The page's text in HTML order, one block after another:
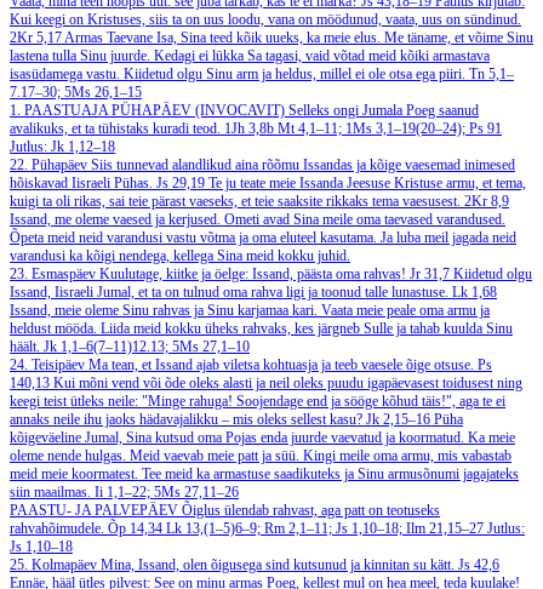
Kui keegi on Kristuses, siis ta on uus loodu, vana on möödunud, vaata, uus on sündinud.
2Kr 5,17Armas Taevane Isa, Sina teed kõik uueks, ka meie elus. Me täname, et võime Sinu
lastena tulla Sinu juurde. Kedagi ei lükka Sa tagasi, vaid võtad meid kõiki armastava
isasüdamega vastu. Kiidetud olgu Sinu arm ja heldus, millel ei ole otsa ega piiri. Tn 5,1–
7.17–30; 5Ms 26,1–15
1. PAASTUAJA PÜHAPÄEV (INVOCAVIT) Selleks ongi Jumala Poeg saanud
avalikuks, et ta tühistaks kuradi teod. 1Jh 3,8b Mt 4,1–11; 1Ms 3,1–19(20–24); Ps 91
Jutlus: Jk 1,12–18
22. Pühapäev Siis tunnevad alandlikud aina rõõmu Issandas ja kõige vaesemad inimesed
hõiskavad Iisraeli Pühas. Js 29,19 Te ju teate meie Issanda Jeesuse Kristuse armu, et tema,
kuigi ta oli rikas, sai teie pärast vaeseks, et teie saaksite rikkaks tema vaesusest. 2Kr 8,9
Issand, me oleme vaesed ja kerjused. Ometi avad Sina meile oma taevased varandused.
Õpeta meid neid varandusi vastu võtma ja oma eluteel kasutama. Ja luba meil jagada neid
varandusi ka kõigi nendega, kellega Sina meid kokku juhid.
23. Esmaspäev Kuulutage, kiitke ja öelge: Issand, päästa oma rahvas! Jr 31,7 Kiidetud olgu
Issand, Iisraeli Jumal, et ta on tulnud oma rahva ligi ja toonud talle lunastuse. Lk 1,68
Issand, meie oleme Sinu rahvas ja Sinu karjamaa kari. Vaata meie peale oma armu ja
heldust mööda. Liida meid kokku üheks rahvaks, kes järgneb Sulle ja tahab kuulda Sinu
häält. Jk 1,1–6(7–11)12.13; 5Ms 27,1–10
24. Teisipäev Ma tean, et Issand ajab viletsa kohtuasja ja teeb vaesele õige otsuse. Ps
140,13 Kui mõni vend või õde oleks alasti ja neil oleks puudu igapäevasest toidusest ning
keegi teist ütleks neile: "Minge rahuga! Soojendage end ja sööge kõhud täis!", aga te ei
annaks neile ihu jaoks hädavajalikku – mis oleks sellest kasu? Jk 2,15–16 Püha
kõigeväeline Jumal, Sina kutsud oma Pojas enda juurde vaevatud ja koormatud. Ka meie
oleme nende hulgas. Meid vaevab meie patt ja süü. Kingi meile oma armu, mis vabastab
meid meie koormatest. Tee meid ka armastuse saadikuteks ja Sinu armusõnumi jagajateks
siin maailmas. Ii 1,1–22; 5Ms 27,11–26
PAASTU- JA PALVEPÄEV Õiglus ülendab rahvast, aga patt on teotuseks
rahvahõimudele. Õp 14,34 Lk 13,(1–5)6–9; Rm 2,1–11; Js 1,10–18; Ilm 21,15–27 Jutlus:
Js 1,10–18
25. Kolmapäev Mina, Issand, olen õigusega sind kutsunud ja kinnitan su kätt. Js 42,6
Ennäe, hääl ütles pilvest: See on minu armas Poeg, kellest mul on hea meel, teda kuulake!